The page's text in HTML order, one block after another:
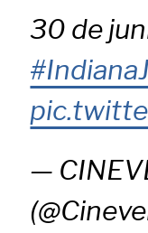
30 de
—